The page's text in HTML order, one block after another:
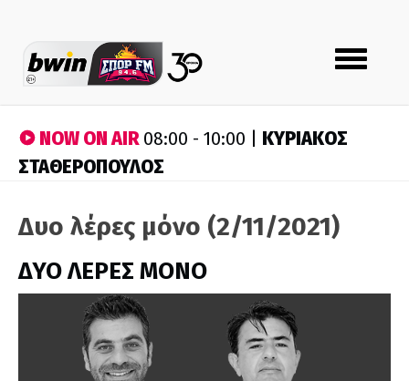
Toggle
navigation
NOW ON AIR08:00 - 10:00 | ΚΥΡΙΑΚΟΣ
ΣΤΑΘΕΡΟΠΟΥΛΟΣ
Δυο λέρες μόνο (2/11/2021)
ΔΥΟ ΛΕΡΕΣ ΜΟΝΟ